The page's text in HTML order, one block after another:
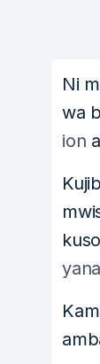
Ni
wa
ion